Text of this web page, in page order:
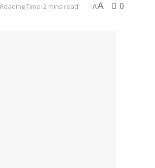
Reading Time: 2 mins read AA 0